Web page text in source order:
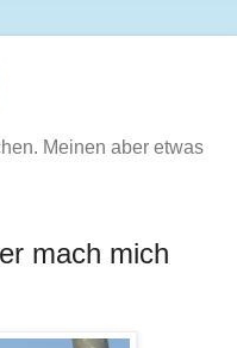
Meinen aber etwas
mach mich